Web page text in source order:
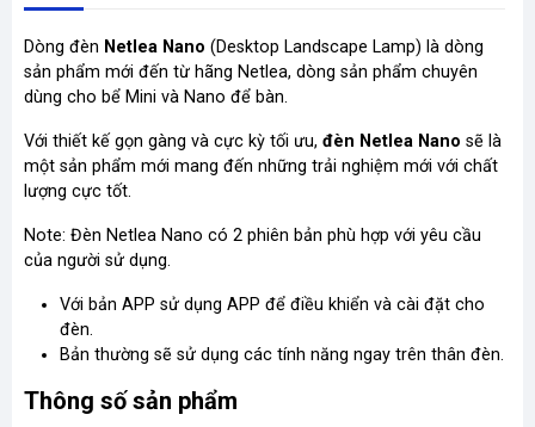
Dòng đèn Netlea Nano (Desktop Landscape Lamp) là dòng
sản phẩm mới đến từ hãng Netlea, dòng sản phẩm chuyên
dùng cho bể Mini và Nano để bàn.
Với thiết kế gọn gàng và cực kỳ tối ưu, đèn Netlea Nano sẽ là
một sản phẩm mới mang đến những trải nghiệm mới với chất
lượng cực tốt.
Note: Đèn Netlea Nano có 2 phiên bản phù hợp với yêu cầu
của người sử dụng.
Với bản APP sử dụng APP để điều khiển và cài đặt cho
đèn.
Bản thường sẽ sử dụng các tính năng ngay trên thân đèn.
Thông số sản phẩm